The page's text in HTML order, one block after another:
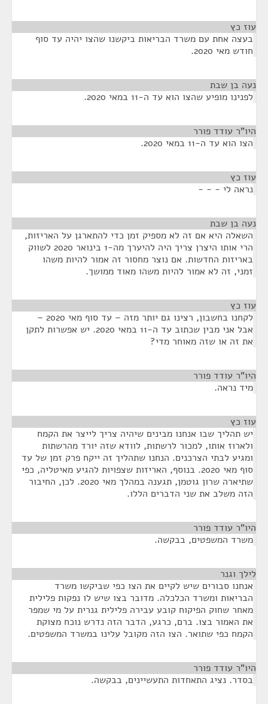
עוז כץ
בעצה אחת עם משרד הבריאות ביקשנו שהצו יהיה עד סוף
חודש מאי 2020.
נעה בן שבת
לפנינו מופיע שהצו הוא עד ה-11 במאי 2020.
היו"ר עודד פורר
הצו הוא עד ה-11 במאי 2020.
עוז כץ
נראה לי - - -
נעה בן שבת
השאלה היא אם זה לא מספיק זמן כדי להתארגן על האריזות,
הרי אותו היצרן צריך היה להיערך מה-1 בינואר 2020 לשווק
באריזות החדשות. אם נוצר מחסור זה אמור להיות משהו
זמני, זה לא אמור להיות משהו מאוד ממושך.
עוז כץ
לקחנו בחשבון, רצינו גם יותר מזה – עד סוף מאי 2020 –
אבל אני מבין שכתוב עד ה-11 במאי 2020. יש אפשרות לתקן
את זה או שזה מאוחר מדי?
היו"ר עודד פורר
מיד נראה.
עוז כץ
יש תהליך שבו אנחנו מבינים שיהיה צריך לייצר את הקמח
ולארוז אותו, למכור לרשתות, לוודא שזה יורד מהרשתות
ומגיע לבתי הצרכנים. הנחנו שתהליך זה ייקח פרק זמן של עד
סוף מאי 2020. בנוסף, האריזות שצפויות להגיע מאיטליה, כפי
שתיארה שרון גוטמן, תגענה במהלך מאי 2020. לכן, החיבור
הזה משלב את שני הדברים הללו.
היו"ר עודד פורר
משרד המשפטים, בבקשה.
לילך וגנר
אנחנו סבורים שיש לקיים את הצו כפי שביקשו משרד
הבריאות ומשרד הכלכלה. מדובר בצו שיש לו נפקות פלילית
מאחר שחוק הפיקוח קובע עבירה פלילית גנרית על מי שמפר
את האמור בצו. ברם, כרגע, הדבר הזה נדרש נוכח מצוקת
הקמח כפי שתואר. הצו הזה מקובל עלינו במשרד המשפטים.
היו"ר עודד פורר
בסדר. נציג התאחדות התעשיינים, בבקשה.